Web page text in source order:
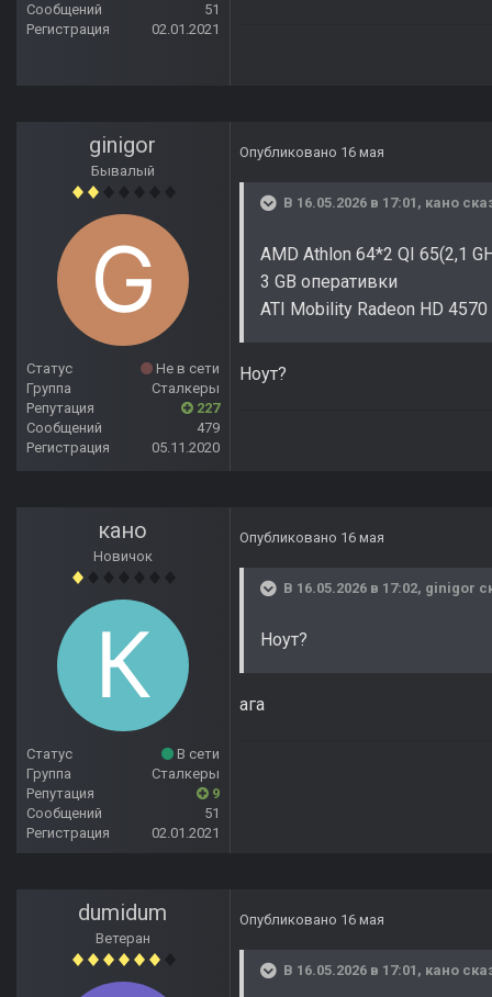
Сообщений
51
Регистрация
02.01.2021
ginigor
Бывалый
Статус
Не в сети
Группа
Сталкеры
Репутация
227
Сообщений
479
Регистрация
05.11.2020
Опубликовано 16 мая
В 16.05.2026 в 17:01, кано
AMD Athlon 64*2 QI 65(2,1
3 GB оперативки
ATI Mobility Radeon HD 4570
Ноут?
кано
Новичок
Статус
В сети
Группа
Сталкеры
Репутация
9
Сообщений
51
Регистрация
02.01.2021
Опубликовано 16 мая
В 16.05.2026 в 17:02, ginigor
Ноут?
ага
dumidum
Ветеран
Опубликовано 16 мая
В 16.05.2026 в 17:01, кано